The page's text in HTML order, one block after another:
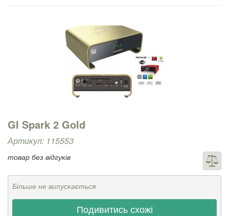
GI Spark 2 Gold
Артикул: 115553
товар без відгуків
Більше не випускається
Подивитись схожі